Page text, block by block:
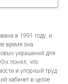
в 1991 году, и
время она
украшений для
х понял, что
и упорный труд
кабинет в целое